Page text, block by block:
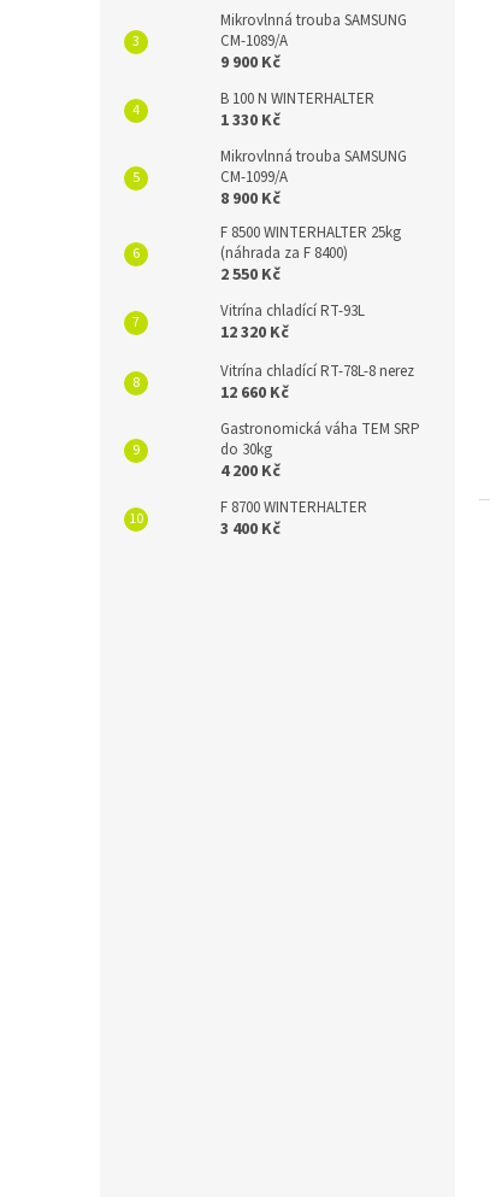
Mikrovlnná trouba SAMSUNG
CM-1089/A
9 900 Kč
B 100 N WINTERHALTER
1 330 Kč
Mikrovlnná trouba SAMSUNG
CM-1099/A
8 900 Kč
F 8500 WINTERHALTER 25kg
(náhrada za F 8400)
2 550 Kč
Vitrína chladící RT-93L
12 320 Kč
Vitrína chladící RT-78L-8 nerez
12 660 Kč
Gastronomická váha TEM SRP
do 30kg
4 200 Kč
F 8700 WINTERHALTER
3 400 Kč